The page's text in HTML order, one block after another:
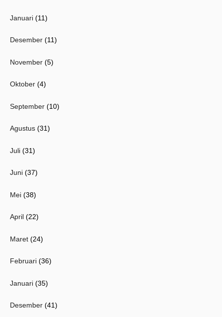
Januari (11)
Desember (11)
November (5)
Oktober (4)
September (10)
Agustus (31)
Juli (31)
Juni (37)
Mei (38)
April (22)
Maret (24)
Februari (36)
Januari (35)
Desember (41)